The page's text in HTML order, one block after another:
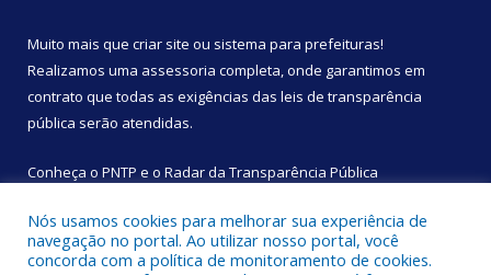
Muito mais que criar site ou sistema para prefeituras!
Realizamos uma assessoria completa, onde garantimos em
contrato que todas as exigências das leis de transparência
pública serão atendidas.
Conheça o PNTP e o Radar da Transparência Pública
Nós usamos cookies para melhorar sua experiência de
navegação no portal. Ao utilizar nosso portal, você
concorda com a política de monitoramento de cookies.